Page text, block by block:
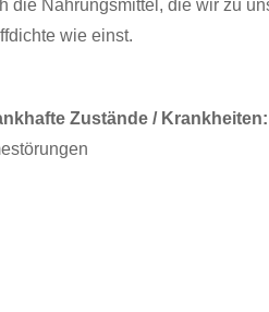
Nahrungsmittel, die wir zu
wie einst.
Zustände / Krankheiten: